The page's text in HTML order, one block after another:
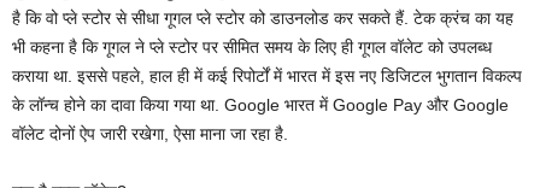
है कि वो प्ले स्टोर से सीधा गूगल प्ले स्टोर को डाउनलोड कर सकते हैं. टेक क्रंच का यह
भी कहना है कि गूगल ने प्‍ले स्‍टोर पर सीमित समय के लिए ही गूगल वॉलेट को उपलब्‍ध
कराया था. इससे पहले, हाल ही में कई रिपोर्टों में भारत में इस नए डिजिटल भुगतान विकल्प
के लॉन्च होने का दावा किया गया था. Google भारत में Google Pay और Google
वॉलेट दोनों ऐप जारी रखेगा, ऐसा माना जा रहा है.